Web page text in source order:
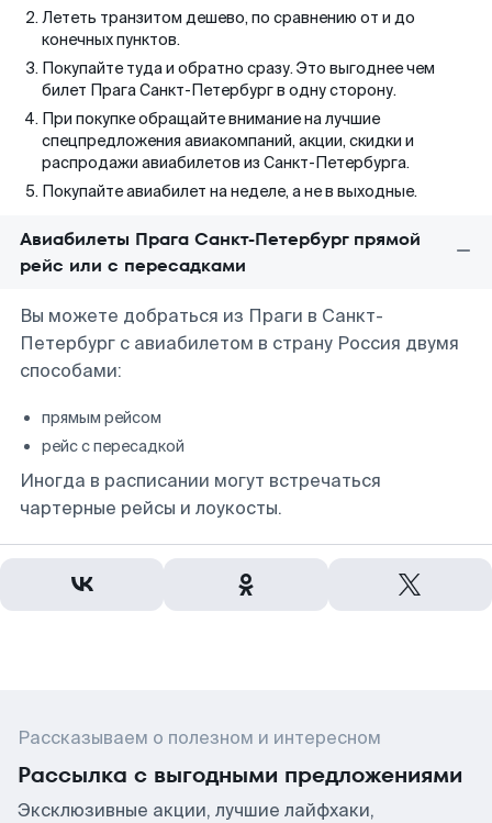
Лететь транзитом дешево, по сравнению от и до
конечных пунктов.
Покупайте туда и обратно сразу. Это выгоднее чем
билет Прага Санкт-Петербург в одну сторону.
При покупке обращайте внимание на лучшие
спецпредложения авиакомпаний, акции, скидки и
распродажи авиабилетов из Санкт-Петербурга.
Покупайте авиабилет на неделе, а не в выходные.
Авиабилеты Прага Санкт-Петербург прямой
рейс или с пересадками
Вы можете добраться из Праги в Санкт-
Петербург с авиабилетом в страну Россия двумя
способами:
прямым рейсом
рейс с пересадкой
Иногда в расписании могут встречаться
чартерные рейсы и лоукосты.
Рассказываем о полезном и интересном
Рассылка с выгодными предложениями
Эксклюзивные акции, лучшие лайфхаки,